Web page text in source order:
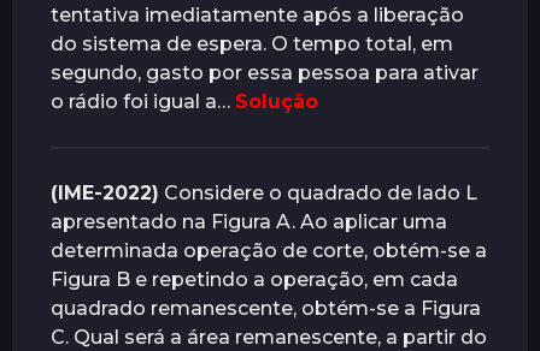
tentativa imediatamente após a liberação
do sistema de espera. O tempo total, em
segundo, gasto por essa pessoa para ativar
o rádio foi igual a… Solução
(IME-2022) Considere o quadrado de lado L
apresentado na Figura A. Ao aplicar uma
determinada operação de corte, obtém-se a
Figura B e repetindo a operação, em cada
quadrado remanescente, obtém-se a Figura
C. Qual será a área remanescente, a partir do